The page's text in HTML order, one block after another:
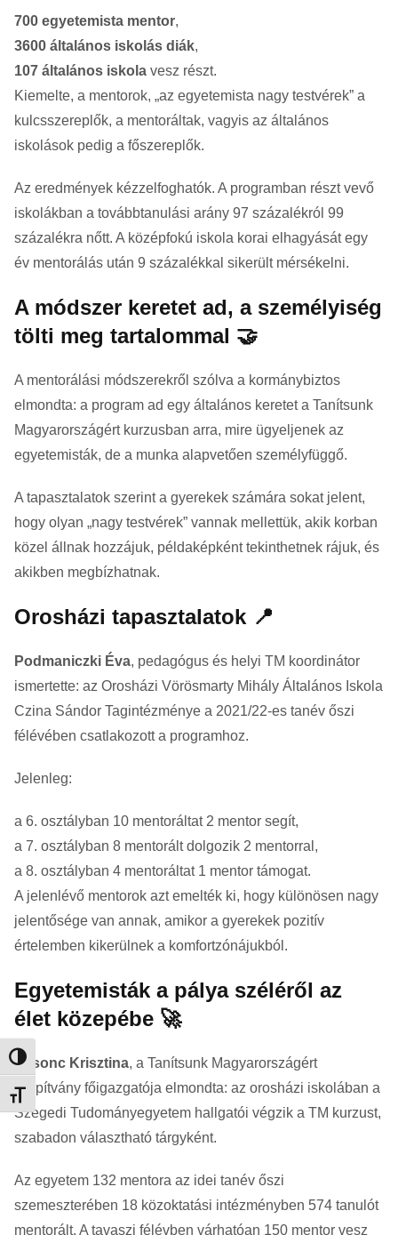
Nagy kontraszt váltása
Betűméret váltása
700 egyetemista mentor,
3600 általános iskolás diák,
107 általános iskola vesz részt.
Kiemelte, a mentorok, „az egyetemista nagy testvérek” a
kulcsszereplők, a mentoráltak, vagyis az általános
iskolások pedig a főszereplők.
Az eredmények kézzelfoghatók. A programban részt vevő
iskolákban a továbbtanulási arány 97 százalékról 99
százalékra nőtt. A középfokú iskola korai elhagyását egy
év mentorálás után 9 százalékkal sikerült mérsékelni.
A módszer keretet ad, a személyiség
tölti meg tartalommal 🤝
A mentorálási módszerekről szólva a kormánybiztos
elmondta: a program ad egy általános keretet a Tanítsunk
Magyarországért kurzusban arra, mire ügyeljenek az
egyetemisták, de a munka alapvetően személyfüggő.
A tapasztalatok szerint a gyerekek számára sokat jelent,
hogy olyan „nagy testvérek” vannak mellettük, akik korban
közel állnak hozzájuk, példaképként tekinthetnek rájuk, és
akikben megbízhatnak.
Orosházi tapasztalatok 📍
Podmaniczki Éva, pedagógus és helyi TM koordinátor
ismertette: az Orosházi Vörösmarty Mihály Általános Iskola
Czina Sándor Tagintézménye a 2021/22-es tanév őszi
félévében csatlakozott a programhoz.
Jelenleg:
a 6. osztályban 10 mentoráltat 2 mentor segít,
a 7. osztályban 8 mentorált dolgozik 2 mentorral,
a 8. osztályban 4 mentoráltat 1 mentor támogat.
A jelenlévő mentorok azt emelték ki, hogy különösen nagy
jelentősége van annak, amikor a gyerekek pozitív
értelemben kikerülnek a komfortzónájukból.
Egyetemisták a pálya széléről az
élet közepébe 🚀
Losonc Krisztina, a Tanítsunk Magyarországért
Alapítvány főigazgatója elmondta: az orosházi iskolában a
Szegedi Tudományegyetem hallgatói végzik a TM kurzust,
szabadon választható tárgyként.
Az egyetem 132 mentora az idei tanév őszi
szemeszterében 18 közoktatási intézményben 574 tanulót
mentorált. A tavaszi félévben várhatóan 150 mentor vesz